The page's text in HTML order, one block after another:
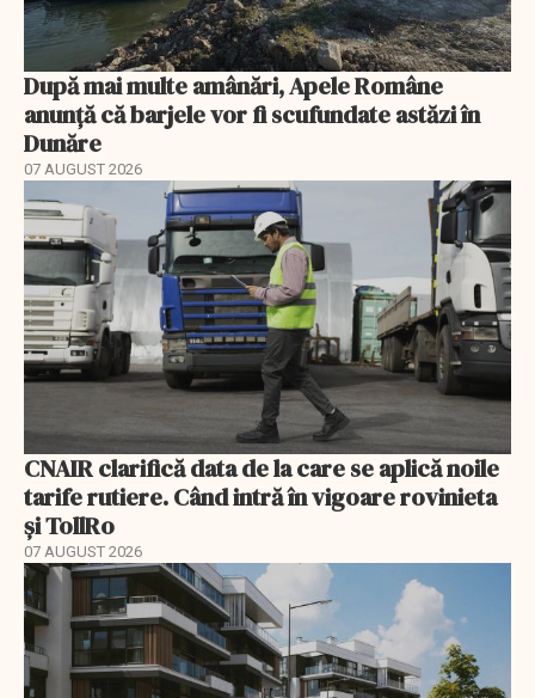
După mai multe amânări, Apele Române
anunță că barjele vor fi scufundate astăzi în
Dunăre
07 AUGUST 2026
CNAIR clarifică data de la care se aplică noile
tarife rutiere. Când intră în vigoare rovinieta
și TollRo
07 AUGUST 2026